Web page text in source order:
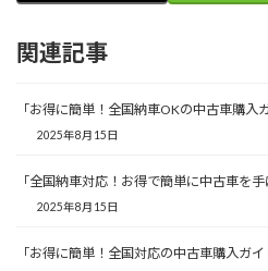
関連記事
「お得に簡単！全国納車OKの中古車購入
2025年8月15日
「全国納車対応！お得で簡単に中古車を手
2025年8月15日
「お得に簡単！全国対応の中古車購入ガイ